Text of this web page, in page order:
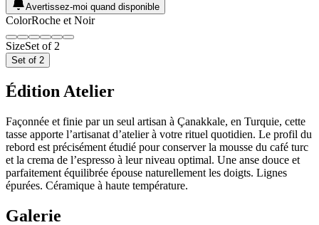
Avertissez-moi quand disponible
ColorRoche et Noir
SizeSet of 2
Set of 2
Édition Atelier
Façonnée et finie par un seul artisan à Çanakkale, en Turquie, cette
tasse apporte l’artisanat d’atelier à votre rituel quotidien. Le profil du
rebord est précisément étudié pour conserver la mousse du café turc
et la crema de l’espresso à leur niveau optimal. Une anse douce et
parfaitement équilibrée épouse naturellement les doigts. Lignes
épurées. Céramique à haute température.
Galerie